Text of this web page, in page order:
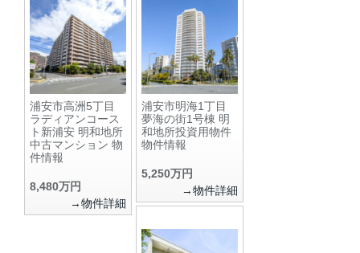
浦安市高洲5丁目
ラディアンコース
ト新浦安 明和地所
中古マンション 物
件情報
8,480万円
→物件詳細
浦安市明海1丁目
夢海の街1号棟 明
和地所投資用物件
物件情報
5,250万円
→物件詳細